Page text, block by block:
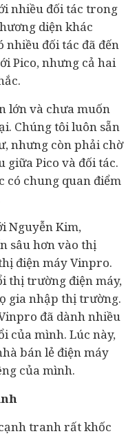
nhiều đối tác trong
diện khác
nhiều đối tác đã đến
Pico, nhưng cả hai
lớn và chưa muốn
Chúng tôi luôn sẵn
nhưng còn phải chờ
Pico và đối tác.
có chung quan điểm
Nguyễn Kim,
sâu hơn vào thị
điện máy Vinpro.
thị trường điện máy,
gia nhập thị trường.
đã dành nhiều
của mình. Lúc này,
bán lẻ điện máy
của mình.
tranh rất khốc